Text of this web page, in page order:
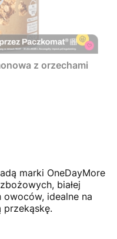
z orzechami
marki OneDayMore
białej
idealne na
przekąskę.